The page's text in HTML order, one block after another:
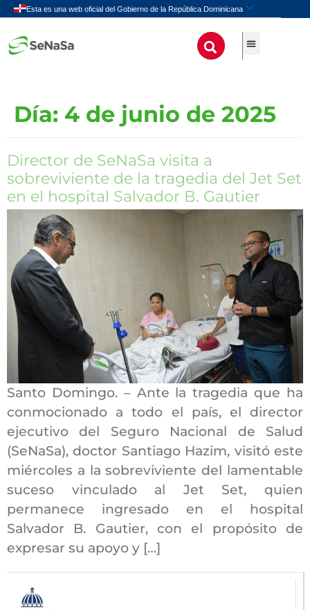
Día: 4 de junio de 2025
Director de SeNaSa visita a
sobreviviente de la tragedia del Jet Set
en el hospital Salvador B. Gautier
Santo Domingo. – Ante la tragedia que ha
conmocionado a todo el país, el director
ejecutivo del Seguro Nacional de Salud
(SeNaSa), doctor Santiago Hazim, visitó este
miércoles a la sobreviviente del lamentable
suceso vinculado al Jet Set, quien
permanece ingresado en el hospital
Salvador B. Gautier, con el propósito de
expresar su apoyo y […]